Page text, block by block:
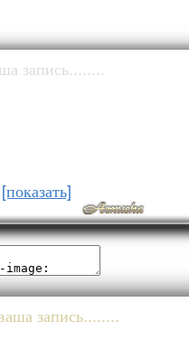
запись........
[показать]
запись........